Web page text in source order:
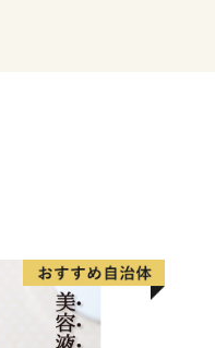
👉【＜天然水のビール工
モルツ 350ml×24本
👉【＜天然水のビール工場